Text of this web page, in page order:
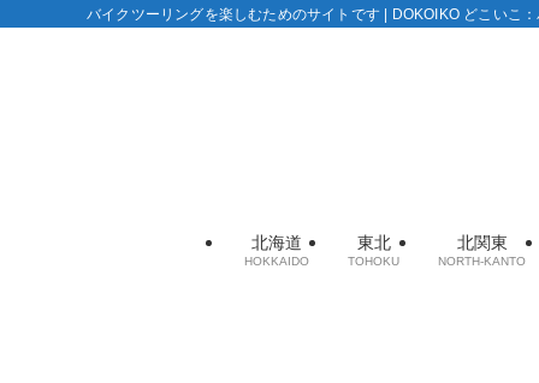
バイクツーリングを楽しむためのサイトです | DOKOIKO どこいこ
北海道
HOKKAIDO
東北
TOHOKU
北関東
NORTH-KANTO